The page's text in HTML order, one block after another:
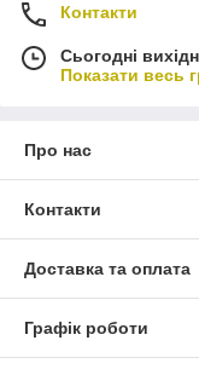
Контакти
Сьогодні
Показати весь
Про нас
Контакти
Доставка та оплата
Графік роботи